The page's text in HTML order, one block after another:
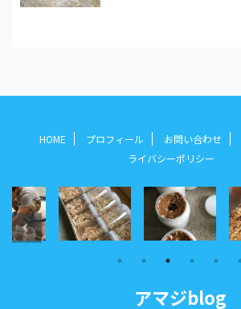
HOME プロフィール お問い合わせ
ライバシーポリシー
アマジblog